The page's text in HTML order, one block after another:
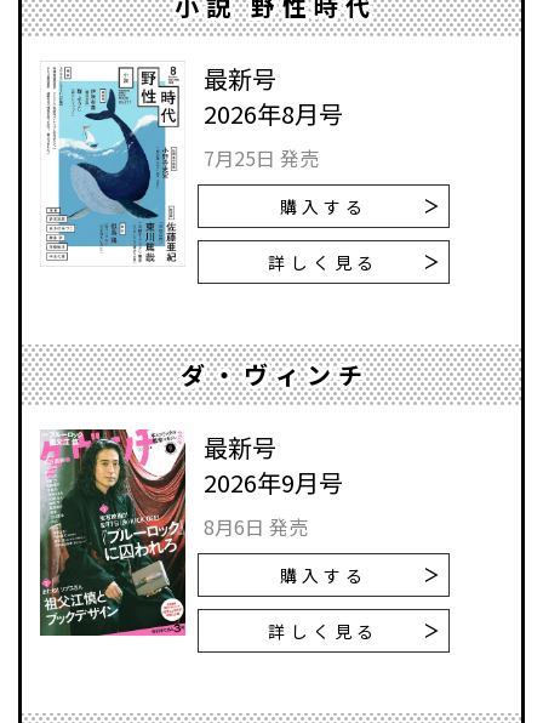
最新号
2026年8月号
7月25日 発売
購入する
詳しく見る
ダ・ヴィンチ
最新号
2026年9月号
8月6日 発売
購入する
詳しく見る